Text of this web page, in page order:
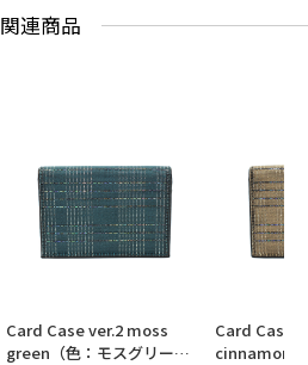
関連商品
Card Case ver.2 moss
green（色：モスグリー
Card Case
cinnamon